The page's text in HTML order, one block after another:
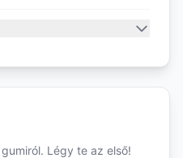
Légy te az első!